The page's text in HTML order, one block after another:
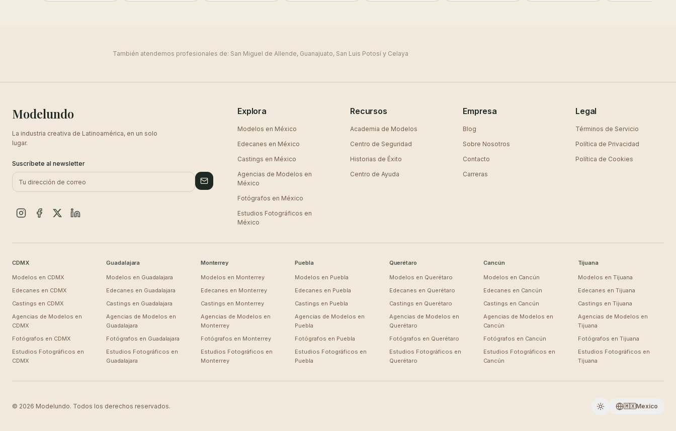
También atendemos profesionales de: San Miguel de Allende, Guanajuato, San Luis Potosí y Celaya
Modelundo
La industria creativa de Latinoamérica, en un solo
lugar.
Suscríbete al newsletter
Explora
Modelos en México
Edecanes en México
Castings en México
Agencias de Modelos en
México
Fotógrafos en México
Estudios Fotográficos en
México
Recursos
Academia de Modelos
Centro de Seguridad
Historias de Éxito
Centro de Ayuda
Empresa
Blog
Sobre Nosotros
Contacto
Carreras
Legal
Términos de Servicio
Política de Privacidad
Política de Cookies
CDMX
Modelos en CDMX
Edecanes en CDMX
Castings en CDMX
Agencias de Modelos en
CDMX
Fotógrafos en CDMX
Estudios Fotográficos en
CDMX
Guadalajara
Modelos en Guadalajara
Edecanes en Guadalajara
Castings en Guadalajara
Agencias de Modelos en
Guadalajara
Fotógrafos en Guadalajara
Estudios Fotográficos en
Guadalajara
Monterrey
Modelos en Monterrey
Edecanes en Monterrey
Castings en Monterrey
Agencias de Modelos en
Monterrey
Fotógrafos en Monterrey
Estudios Fotográficos en
Monterrey
Puebla
Modelos en Puebla
Edecanes en Puebla
Castings en Puebla
Agencias de Modelos en
Puebla
Fotógrafos en Puebla
Estudios Fotográficos en
Puebla
Querétaro
Modelos en Querétaro
Edecanes en Querétaro
Castings en Querétaro
Agencias de Modelos en
Querétaro
Fotógrafos en Querétaro
Estudios Fotográficos en
Querétaro
Cancún
Modelos en Cancún
Edecanes en Cancún
Castings en Cancún
Agencias de Modelos en
Cancún
Fotógrafos en Cancún
Estudios Fotográficos en
Cancún
Tijuana
Modelos en Tijuana
Edecanes en Tijuana
Castings en Tijuana
Agencias de Modelos en
Tijuana
Fotógrafos en Tijuana
Estudios Fotográficos en
Tijuana
© 2026 Modelundo. Todos los derechos reservados. Cambiar a oscuro
🇲🇽Mexico